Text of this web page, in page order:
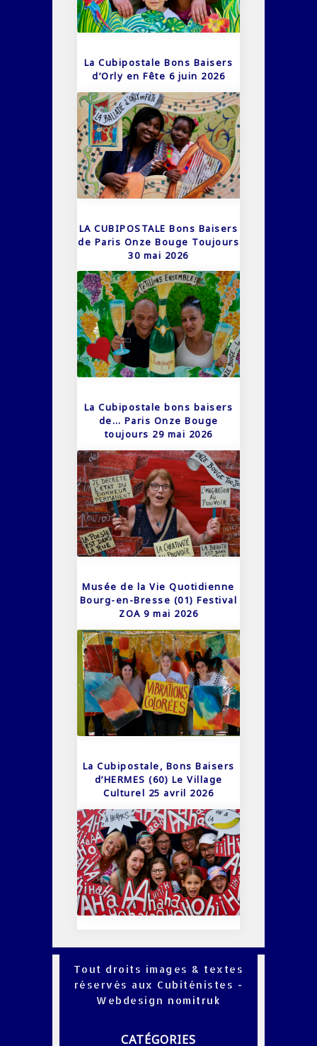
La Cubipostale Bons Baisers
d’Orly en Fête 6 juin 2026
LA CUBIPOSTALE Bons Baisers
de Paris Onze Bouge Toujours
30 mai 2026
La Cubipostale bons baisers
de… Paris Onze Bouge
toujours 29 mai 2026
Musée de la Vie Quotidienne
Bourg-en-Bresse (01) Festival
ZOA 9 mai 2026
La Cubipostale, Bons Baisers
d’HERMES (60) Le Village
Culturel 25 avril 2026
Tout droits images & textes
réservés aux Cubiténistes -
Webdesign nomitruk
CATÉGORIES